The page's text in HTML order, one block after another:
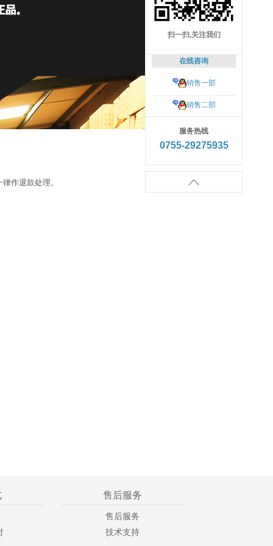
扫一扫,关注我们
在线咨询
销售一部
销售二部
服务热线
0755-29275935

作退款处理。
售后服务
售后服务
技术支持